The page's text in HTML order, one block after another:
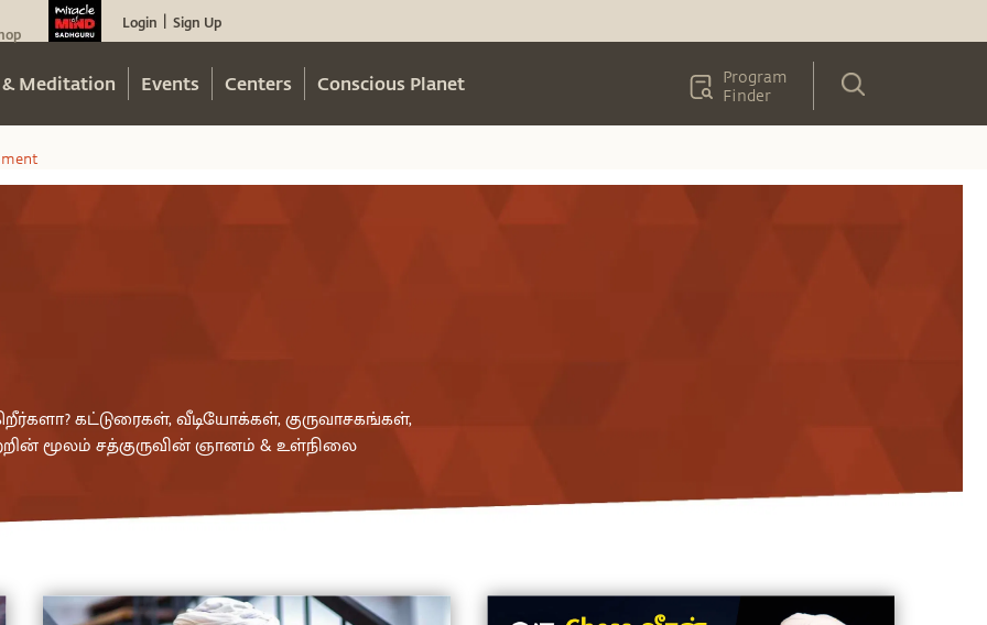
Login Sign Up
& Meditation Events Centers Conscious Planet
Program
Finder
கட்டுரைகள், வீடியோக்கள், குருவாசகங்கள்,
மூலம் சத்குருவின் ஞானம் & உள்நிலை